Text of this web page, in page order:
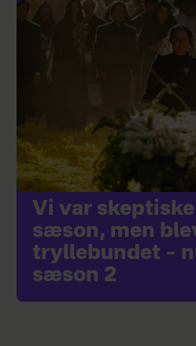
Vi var
sæson, men
tryllebundet –
sæson 2